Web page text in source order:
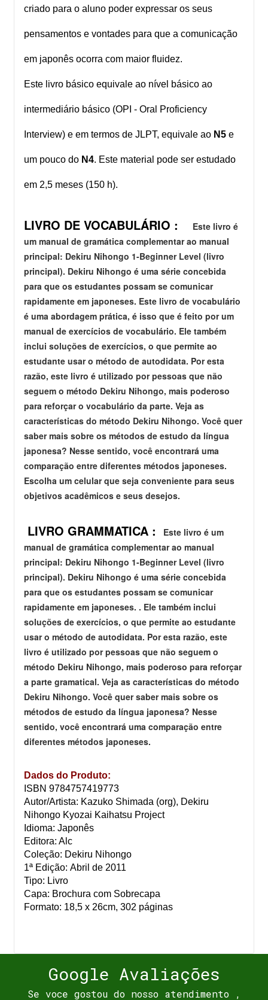
criado para o aluno poder expressar os seus
pensamentos e vontades para que a comunicação
em japonês ocorra com maior fluidez.
Este livro básico equivale ao nível básico ao
intermediário básico (OPI - Oral Proficiency
Interview) e em termos de JLPT, equivale ao N5 e
um pouco do N4. Este material pode ser estudado
em 2,5 meses (150 h).
LIVRO DE VOCABULÁRIO :
Este livro é
um manual de gramática complementar ao manual
principal: Dekiru Nihongo 1-Beginner Level (livro
principal). Dekiru Nihongo é uma série concebida
para que os estudantes possam se comunicar
rapidamente em japoneses. Este livro de vocabulário
é uma abordagem prática, é isso que é feito por um
manual de exercícios de vocabulário. Ele também
inclui soluções de exercícios, o que permite ao
estudante usar o método de autodidata. Por esta
razão, este livro é utilizado por pessoas que não
seguem o método Dekiru Nihongo, mais poderoso
para reforçar o vocabulário da parte. Veja as
características do método Dekiru Nihongo. Você quer
saber mais sobre os métodos de estudo da língua
japonesa? Nesse sentido, você encontrará uma
comparação entre diferentes métodos japoneses.
Escolha um celular que seja conveniente para seus
objetivos acadêmicos e seus desejos.
LIVRO GRAMMATICA :
Este livro é um
manual de gramática complementar ao manual
principal: Dekiru Nihongo 1-Beginner Level (livro
principal). Dekiru Nihongo é uma série concebida
para que os estudantes possam se comunicar
rapidamente em japoneses. . Ele também inclui
soluções de exercícios, o que permite ao estudante
usar o método de autodidata. Por esta razão, este
livro é utilizado por pessoas que não seguem o
método Dekiru Nihongo, mais poderoso para reforçar
a parte gramatical. Veja as características do método
Dekiru Nihongo. Você quer saber mais sobre os
métodos de estudo da língua japonesa? Nesse
sentido, você encontrará uma comparação entre
diferentes métodos japoneses.
Dados do Produto:
ISBN 9784757419773
Autor/Artista: Kazuko Shimada (org), Dekiru
Nihongo Kyozai Kaihatsu Project
Idioma: Japonês
Editora: Alc
Coleção: Dekiru Nihongo
1ª Edição: Abril de 2011
Tipo: Livro
Capa: Brochura com Sobrecapa
Formato: 18,5 x 26cm, 302 páginas
Google Avaliações
Se voce gostou do nosso atendimento ,